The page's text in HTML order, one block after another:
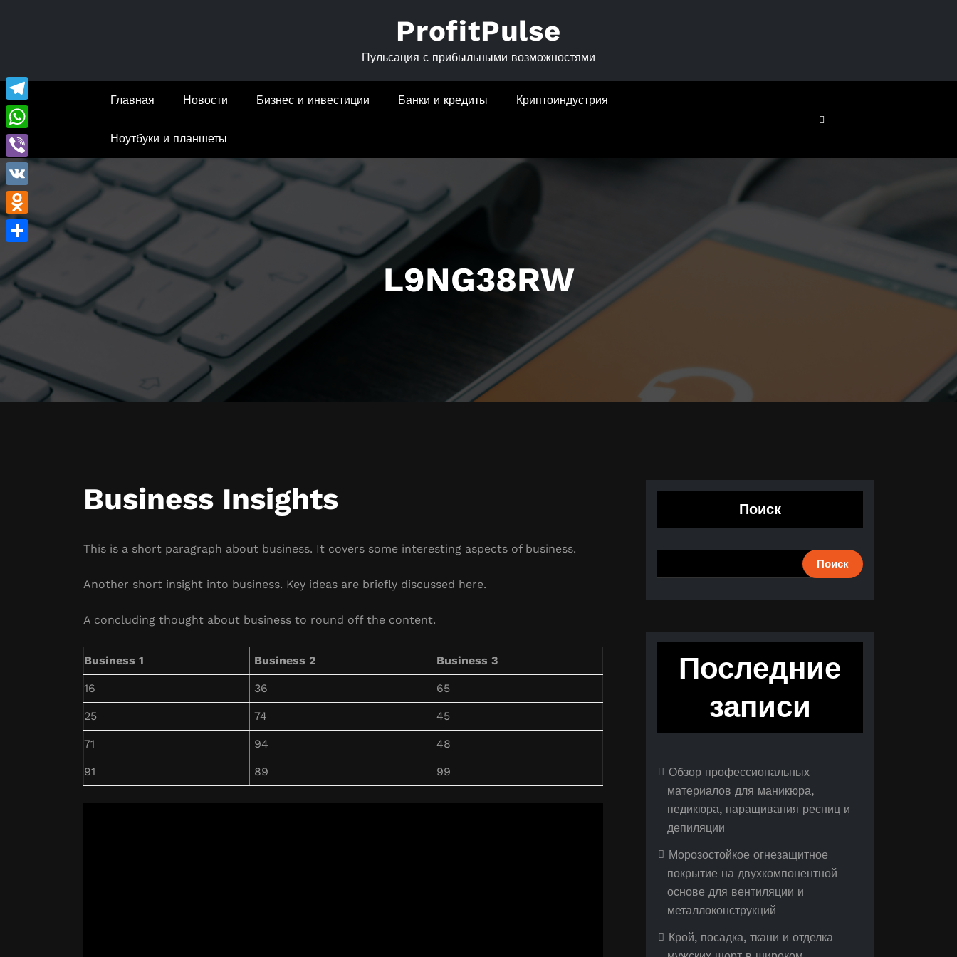
ProfitPulse
Пульсация с прибыльными возможностями
Главная Новости Бизнес и инвестиции Банки и кредиты Криптоиндустрия
Ноутбуки и планшеты
L9NG38RW
Business Insights
This is a short paragraph about business. It covers some interesting aspects of business.
Another short insight into business. Key ideas are briefly discussed here.
A concluding thought about business to round off the content.
Business 1 Business 2 Business 3
16 36 65
25 74 45
71 94 48
91 89 99
Поиск
Поиск
Последние
записи
Обзор профессиональных
материалов для маникюра,
педикюра, наращивания ресниц и
депиляции
Морозостойкое огнезащитное
покрытие на двухкомпонентной
основе для вентиляции и
металлоконструкций
Крой, посадка, ткани и отделка
Telegram
WhatsApp
Viber
VK
Odnoklassniki
Отправить